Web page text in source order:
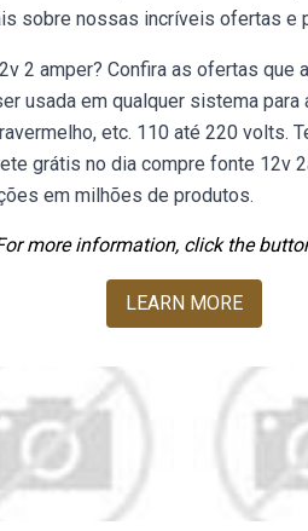
sobre nossas incríveis ofertas e
2 amper? Confira as ofertas que
usada em qualquer sistema
etc. 110 até 220 volts.
grátis no dia compre fonte 12v
em milhões de produtos.
more information, click the
LEARN MORE